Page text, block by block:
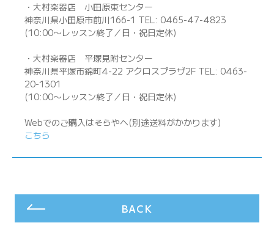
・大村楽器店 小田原東センター
神奈川県小田原市前川166-1 TEL: 0465-47-4823
(10:00〜レッスン終了／日・祝日定休)
・大村楽器店 平塚見附センター
神奈川県平塚市錦町4-22 アクロスプラザ2F TEL: 0463-
20-1301
(10:00〜レッスン終了／日・祝日定休)
Webでのご購入はそらやへ(別途送料がかかります)
こちら
BACK